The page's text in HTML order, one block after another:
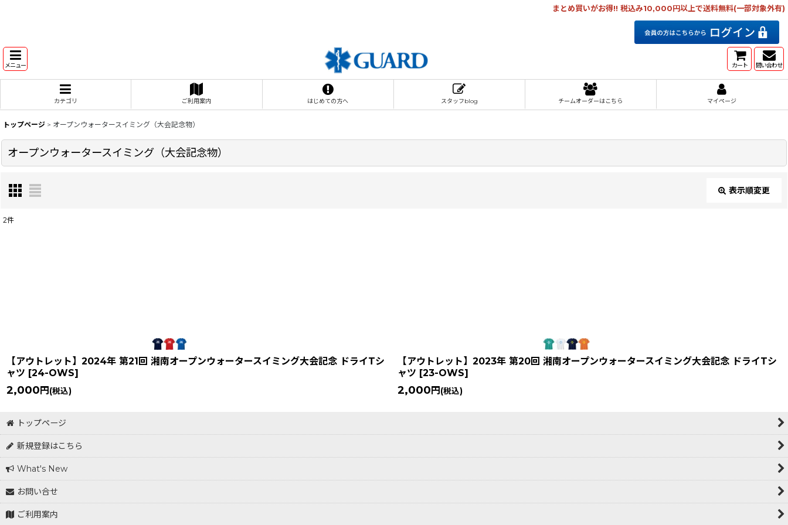
まとめ買いがお得!! 税込み10,000円以上で送料無料(一部対象外有)
メニュー カート 問い合わせ
カテゴリ ご利用案内 はじめての方へ スタッフblog チームオーダーはこちら マイページ
トップページ > オープンウォータースイミング（大会記念物）
オープンウォータースイミング（大会記念物）
表示順変更
2件
【アウトレット】2024年 第21回 湘南オープンウォータースイミング大会記念 ドライTシ
ャツ [24-OWS]
2,000 円 (税込)
【アウトレット】2023年 第20回 湘南オープンウォータースイミング大会記念 ドライTシ
ャツ [23-OWS]
2,000 円 (税込)
トップページ
新規登録はこちら
What's New
お問い合せ
ご利用案内